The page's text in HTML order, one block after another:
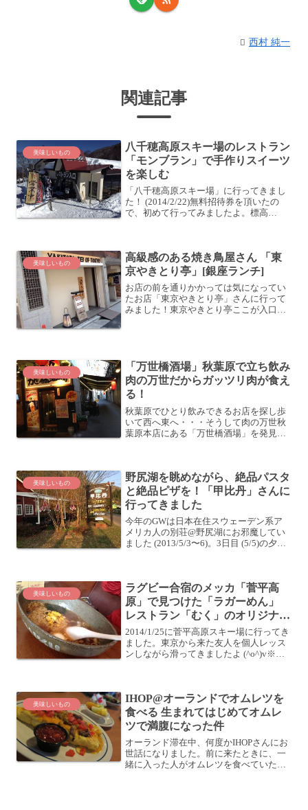
西村 純一
関連記事
美味しいもの
八千穂高原スキー場のレストラン
「モンブラン」で手作りスイーツ
を楽しむ
「八千穂高原スキー場」に行ってきまし
た！ (2014/2/22)無料招待券を頂いたの
で、初めて行ってみましたよ。標高
12時...
美味しいもの
高級感のある焼き鳥屋さん 「東
京やきとり亭」[銀座ランチ]
お店の前を通りかかっては気になってい
たお店「東京やきとり亭」さんに行って
みました！東京やきとり亭ここが入口で
美味しいもの
「万世橋酒場」秋葉原で立ち飲み
肉の万世だからガッツリ肉が食え
る！
秋葉原でひとり飲みできるお店を探し歩
いて西へ東へ・・・そうして肉の万世秋
葉原本店にある「万世橋酒場」を発見、
と、こんなビルが見えて...
美味しいもの
野尻湖を眺めながら、絶品パスタ
と絶品ピザを！「甲比丹」さんに
行ってきました
今年のGWは日本在住スウェーデン系ア
メリカ人の別荘@野尻湖にお邪魔してい
ました (2013/5/3〜6)。3日目 (5/5)の夕飯
の...
美味しいもの
ラグビー合宿のメッカ「菅平高
原」で見つけた「ラガーめん」
レストラン「むく」のオリジナル
ラーメン
2014/1/25に菅平高原スキー場に行ってき
ました。東京から来た友人を個人レッス
ンしながら滑ってきましたよ (^o^)v※残
到着し...
美味しいもの
IHOP@オーランドでオムレツを
食べる 生まれてはじめてオムレ
ツで満腹になった件
オーランド滞在中、何度かIHOPさんにお
世話になりました。前に来たときに、一
緒に入った人がオムレツを食べていたの